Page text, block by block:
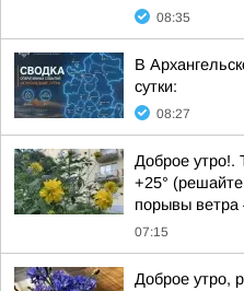
08:35
В
сутки:
08:27
Доброе утро!.
+25°
порывы
07:15
Доброе утро,